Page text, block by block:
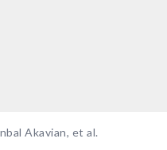
Akavian, et al.